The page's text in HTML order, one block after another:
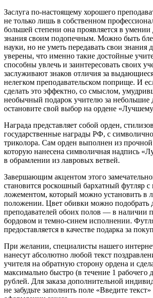
Заслуга по-настоящему хорошего
не только лишь в собственном
большей степени она проявляется в умении
знания своим подопечным. Можно быть
науки, но не уметь передавать свои
уверены, что именно такие достойные
способны увлечь и заинтересовать своих
заслуживают знаков отличия за
нелегком преподавательском поприще. И
сделать это эффектно, со смыслом,
необычный подарок учителю за
остановите свой выбор на ордене
Награда представляет собой орден,
государственные награды РФ, с
триколора. Сам орден выполнен из прочной
которую нанесена символичная надпись
в обрамлении из лавровых ветвей.
Завершающим акцентом этого
становится роскошный бархатный футляр
ложементом, который можно установить в
положении. Цвет обивки можно подобрать
преподавателей обоих полов — в наличии
бордовом и темно-синем исполнении.
предоставляется в качестве подарка за
При желании, специалисты нашего
нанесут абсолютно любой текст
учителя на обратную сторону ордена и
максимально быстро (в течение 1 рабочего
рублей. Для заказа дополнительной
не забудьте заполнить поле «Введите